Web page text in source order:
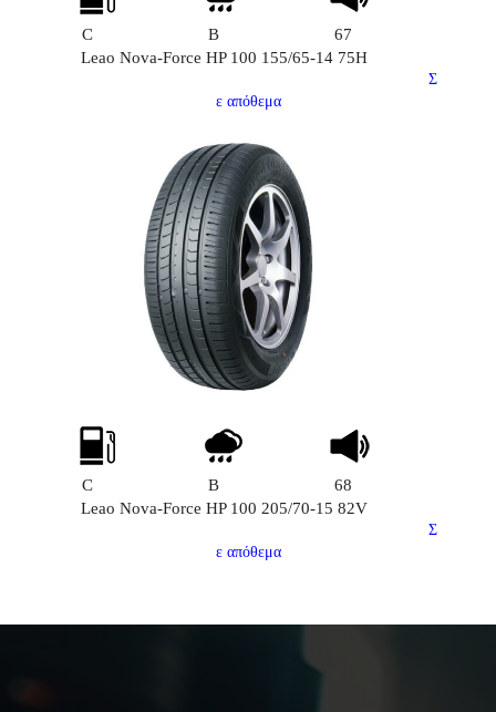
C B
67
Leao Nova-Force HP 100 155/65-14 75H
Σ
ε απόθεμα
C B
68
Leao Nova-Force HP 100 205/70-15 82V
Σ
ε απόθεμα